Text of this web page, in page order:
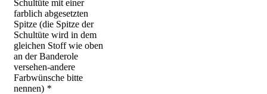
Schultüte mit einer
farblich abgesetzten
Spitze (die Spitze der
Schultüte wird in dem
gleichen Stoff wie oben
an der Banderole
versehen-andere
Farbwünsche bitte
nennen) *